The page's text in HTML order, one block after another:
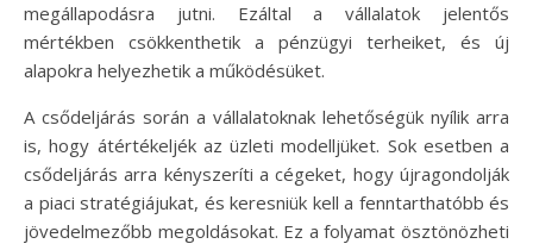
megállapodásra jutni. Ezáltal a vállalatok jelentős
mértékben csökkenthetik a pénzügyi terheiket, és új
alapokra helyezhetik a működésüket.
A csődeljárás során a vállalatoknak lehetőségük nyílik arra
is, hogy átértékeljék az üzleti modelljüket. Sok esetben a
csődeljárás arra kényszeríti a cégeket, hogy újragondolják
a piaci stratégiájukat, és keresniük kell a fenntarthatóbb és
jövedelmezőbb megoldásokat. Ez a folyamat ösztönözheti